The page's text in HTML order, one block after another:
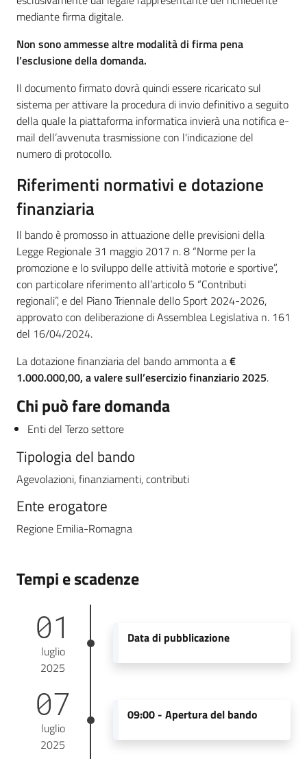
mediante firma digitale.
Non sono ammesse altre modalità di firma pena
l’esclusione della domanda.
Il documento firmato dovrà quindi essere ricaricato sul
sistema per attivare la procedura di invio definitivo a seguito
della quale la piattaforma informatica invierà una notifica e-
mail dell’avvenuta trasmissione con l'indicazione del
numero di protocollo.
Riferimenti normativi e dotazione
finanziaria
Il bando è promosso in attuazione delle previsioni della
Legge Regionale 31 maggio 2017 n. 8 “Norme per la
promozione e lo sviluppo delle attività motorie e sportive”,
con particolare riferimento all’articolo 5 “Contributi
regionali”, e del Piano Triennale dello Sport 2024-2026,
approvato con deliberazione di Assemblea Legislativa n. 161
del 16/04/2024.
La dotazione finanziaria del bando ammonta a€
1.000.000,00, a valere sull’esercizio finanziario 2025.
Chi può fare domanda
Enti del Terzo settore
Tipologia del bando
Agevolazioni, finanziamenti, contributi
Ente erogatore
Regione Emilia-Romagna
Tempi e scadenze
01
luglio
2025
Data di pubblicazione
07
luglio
2025
09:00 - Apertura del bando